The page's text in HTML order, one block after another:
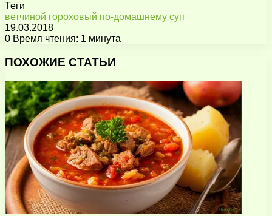
Теги
ветчиной гороховый по-домашнему суп
19.03.2018
0 Время чтения: 1 минута
через
почту
ПОХОЖИЕ СТАТЬИ